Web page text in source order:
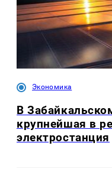
Экономика
В
крупнейшая в
электростанция